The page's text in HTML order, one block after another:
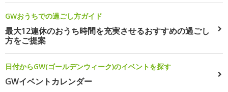
GWおうちでの過ごし方ガイド
最大12連休のおうち時間を充実させるおすすめの過ごし
方をご提案
日付からGW(ゴールデンウィーク)のイベントを探す
GWイベントカレンダー